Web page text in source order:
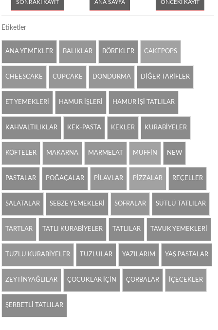
SONRAKI KAYIT ÖNCEKI KAYIT
ANA SAYFA
Etiketler
ANA YEMEKLER BALIKLAR BÖREKLER CAKEPOPS
CHEESCAKE CUPCAKE DONDURMA DİĞER TARİFLER
ET YEMEKLERİ HAMUR İŞLERİ HAMUR İŞİ TATLILAR
KAHVALTILIKLAR KEK-PASTA KEKLER KURABİYELER
KÖFTELER MAKARNA MARMELAT MUFFİN NEW
PASTALAR POĞAÇALAR PİLAVLAR PİZZALAR REÇELLER
SALATALAR SEBZE YEMEKLERİ SOFRALAR SÜTLÜ TATLILAR
TARTLAR TATLI KURABİYELER TATLILAR TAVUK YEMEKLERİ
TUZLU KURABİYELER TUZLULAR YAZILARIM YAŞ PASTALAR
ZEYTİNYAĞLILAR ÇOCUKLAR İÇİN ÇORBALAR İÇECEKLER
ŞERBETLİ TATLILAR